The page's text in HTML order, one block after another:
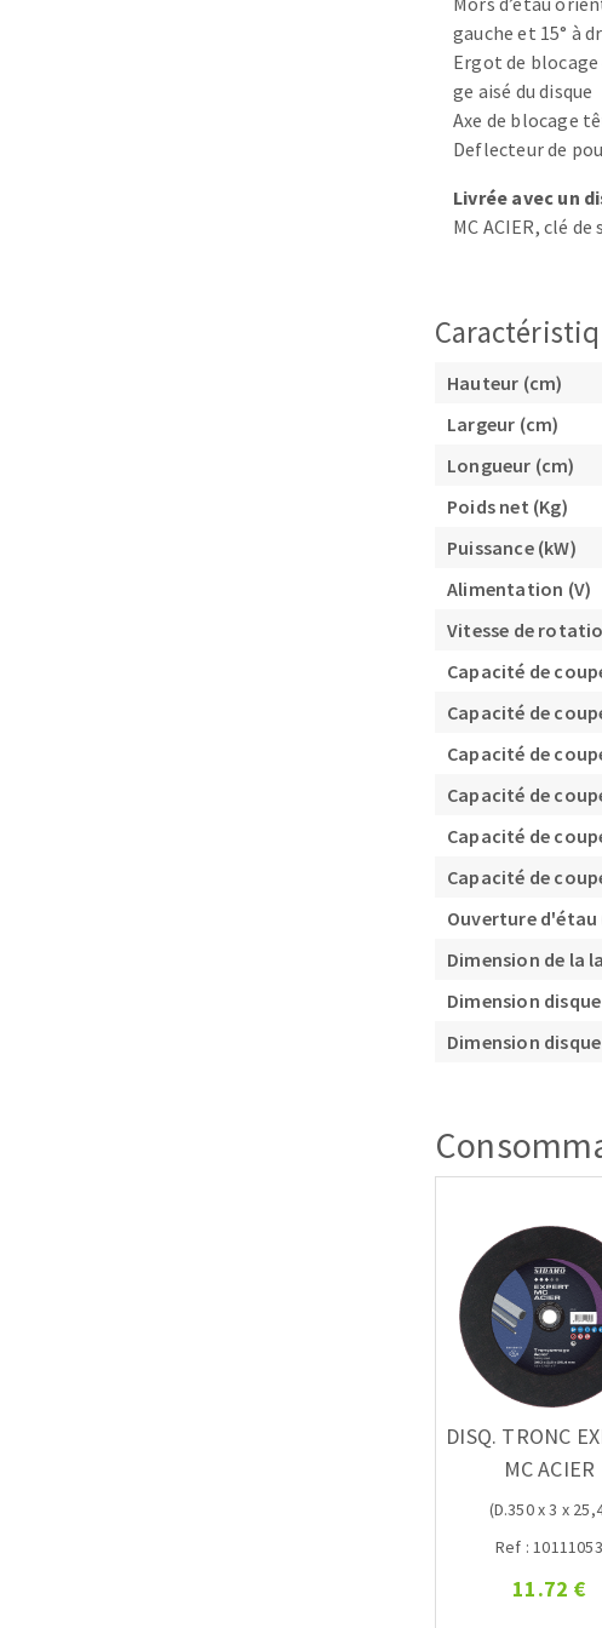
Disques à lamelles
Roues à lamelles
Meules sur tige
Meules de tourets
Feutres à polir
Bandes sans fin
Rouleaux d'atelier
gauche et 15° à
Ergot de
ge aisé du disque
Axe de blocage
Deflecteur de
Livrée avec un
MC ACIER, clé de
Hauteur (cm)
Largeur (cm)
Longueur (cm)
Poids net (Kg)
Puissance (kW)
Alimentation (V)
Vitesse de
Capacité de
Capacité de
Capacité de
Capacité de
Capacité de
Capacité de
Ouverture d'étau
Dimension de la
Dimension
Dimension
DISQ. TRONC
MC ACIER
(D.350 x 3 x
Ref : 10111053
11.72 €